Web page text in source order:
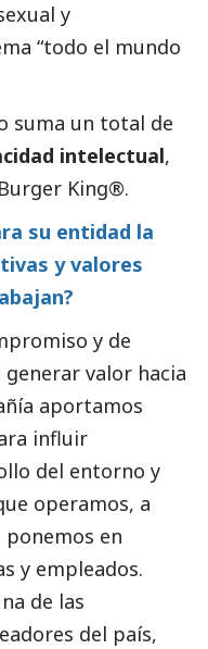
y
“todo el mundo
suma un total de
intelectual,
King®.
su entidad la
y valores
y de
valor hacia
aportamos
influir
del entorno y
operamos, a
en
y empleados.
de las
del país,